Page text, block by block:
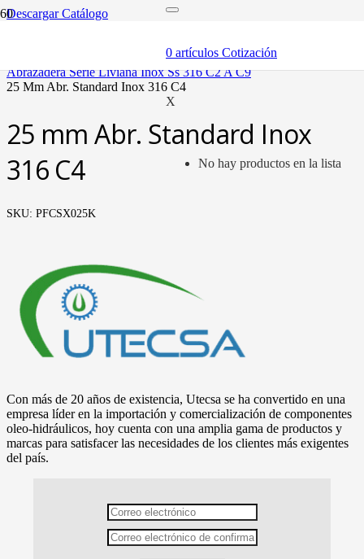
0 artículos Cotización
X
No hay productos en la lista
Descargar Catálogo
abrazaderas (soportes y bandas)
abrazadera serie liviana inox ss 316 c2 a c9
25 mm abr. standard inox 316 c4
25 mm Abr. Standard Inox
316 C4
SKU: PFCSX025K
Con más de 20 años de existencia, Utecsa se ha convertido en una
empresa líder en la importación y comercialización de componentes
oleo-hidráulicos, hoy cuenta con una amplia gama de productos y
marcas para satisfacer las necesidades de los clientes más exigentes
del país.